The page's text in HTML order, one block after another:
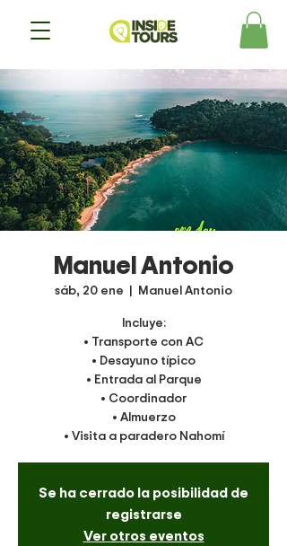
Manuel Antonio
sáb, 20 ene
  |
Manuel Antonio
Incluye:
• Transporte con AC
• Desayuno típico
• Entrada al Parque
• Coordinador
• Almuerzo
• Visita a paradero Nahomí
Se ha cerrado la posibilidad de
registrarse
Ver otros eventos